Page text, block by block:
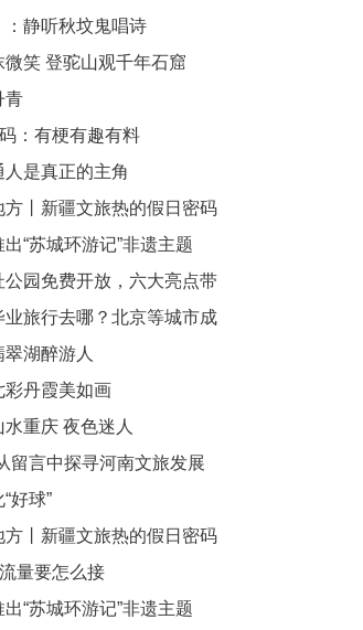
：静听秋坟鬼唱诗
微笑 登驼山观千年石窟
青
：有梗有趣有料
是真正的主角
方丨新疆文旅热的假日密码
“苏城环游记”非遗主题
逅苏州古韵
公园免费开放，六大亮点带
业旅行去哪？北京等城市成
湖醉游人
彩丹霞美如画
重庆 夜色迷人
留言中探寻河南文旅发展
好球”
方丨新疆文旅热的假日密码
量要怎么接
“苏城环游记”非遗主题